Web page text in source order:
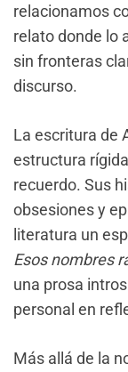
relacionamos
relato donde lo
sin fronteras
discurso.
La escritura de
estructura
recuerdo. Sus
obsesiones y
literatura un
Esos nombres
una prosa
personal en
Más allá de la